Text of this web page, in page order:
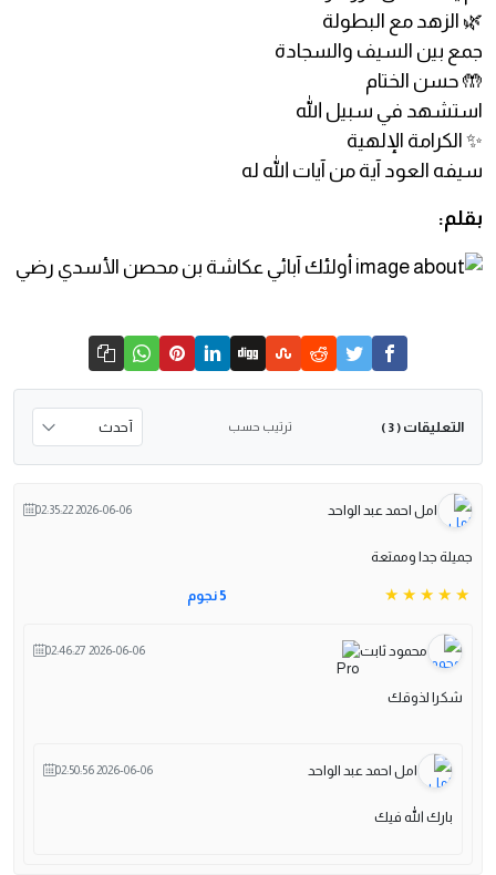
🌿 الزهد مع البطولة
جمع بين السيف والسجادة
🤲 حسن الختام
استشهد في سبيل الله
✨ الكرامة الإلهية
سيفه العود آية من آيات الله له
بقلم:
التعليقات ( 3 ) ترتيب حسب
امل احمد عبد الواحد 2026-06-06 02:35:22
جميلة جدا وممتعة
5 نجوم
محمود ثابت 2026-06-06 02:46:27
شكرا لذوقك
امل احمد عبد الواحد 2026-06-06 02:50:56
بارك الله فيك